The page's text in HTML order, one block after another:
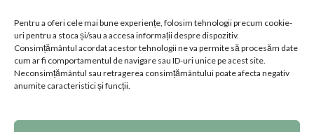
Pentru a oferi cele mai bune experiențe, folosim tehnologii precum cookie-
uri pentru a stoca și/sau a accesa informații despre dispozitiv.
Consimțământul acordat acestor tehnologii ne va permite să procesăm date
cum ar fi comportamentul de navigare sau ID-uri unice pe acest site.
Neconsimțământul sau retragerea consimțământului poate afecta negativ
anumite caracteristici și funcții.
Splaiul Unirii 160, Parter, Sector
4, București, România
natura.urbana@rnu.ro
PAGINI UTILE
TERMENI ȘI CONDIȚII